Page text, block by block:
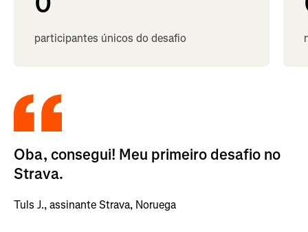
participantes únicos do desafio
Oba, consegui! Meu primeiro desafio no
Strava.
Tuls J., assinante Strava, Noruega